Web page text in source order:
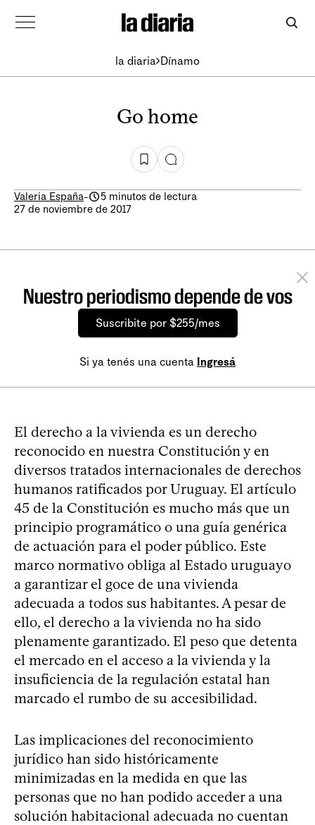
la diaria Dínamo
Go home
Valeria España-
5 minutos de lectura
27 de noviembre de 2017
Nuestro periodismo depende de vos
Suscribite por $255/mes
Si ya tenés una cuenta Ingresá
El derecho a la vivienda es un derecho
reconocido en nuestra Constitución y en
diversos tratados internacionales de derechos
humanos ratificados por Uruguay. El artículo
45 de la Constitución es mucho más que un
principio programático o una guía genérica
de actuación para el poder público. Este
marco normativo obliga al Estado uruguayo
a garantizar el goce de una vivienda
adecuada a todos sus habitantes. A pesar de
ello, el derecho a la vivienda no ha sido
plenamente garantizado. El peso que detenta
el mercado en el acceso a la vivienda y la
insuficiencia de la regulación estatal han
marcado el rumbo de su accesibilidad.
Las implicaciones del reconocimiento
jurídico han sido históricamente
minimizadas en la medida en que las
personas que no han podido acceder a una
solución habitacional adecuada no cuentan